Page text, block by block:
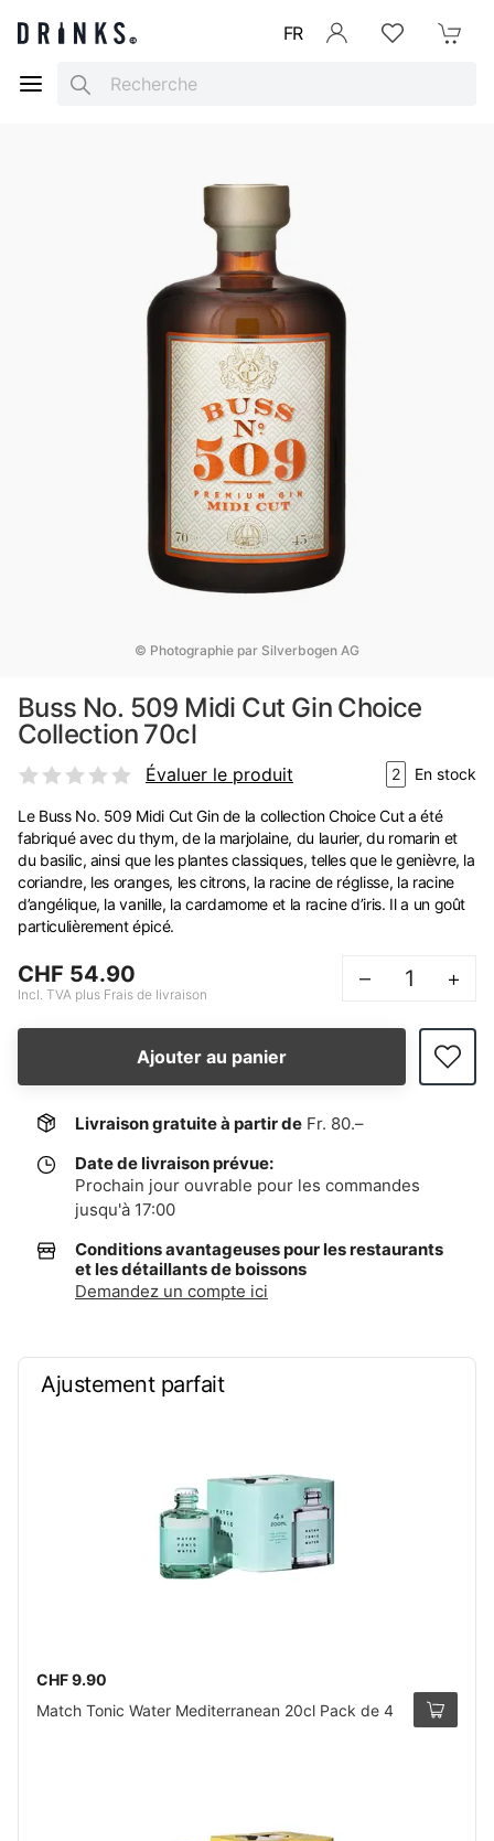
FR
Search
© Photographie par Silverbogen AG
Buss No. 509 Midi Cut Gin Choice
Collection 70cl
Évaluer le produit 2 En stock
Le Buss No. 509 Midi Cut Gin de la collection Choice Cut a été
fabriqué avec du thym, de la marjolaine, du laurier, du romarin et
du basilic, ainsi que les plantes classiques, telles que le genièvre, la
coriandre, les oranges, les citrons, la racine de réglisse, la racine
d’angélique, la vanille, la cardamome et la racine d’iris. Il a un goût
particulièrement épicé.
CHF 54.90
Incl. TVA plus Frais de livraison
– +
Ajouter au panier
Livraison gratuite à partir de Fr. 80.–
Date de livraison prévue:
Prochain jour ouvrable pour les commandes
jusqu'à 17:00
Conditions avantageuses pour les restaurants
et les détaillants de boissons
Demandez un compte ici
Ajustement parfait
CHF 9.90
Match Tonic Water Mediterranean 20cl Pack de 4